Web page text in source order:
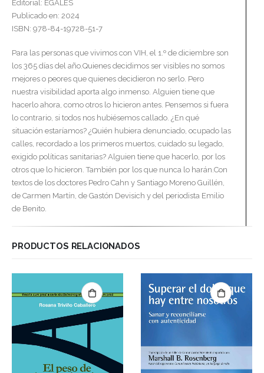
Editorial: EGALES
Publicado en: 2024
ISBN: 978-84-19728-51-7
Para las personas que vivimos con VIH, el 1.º de diciembre son
los 365 días del año.Quienes decidimos ser visibles no somos
mejores o peores que quienes decidieron no serlo. Pero
nuestra visibilidad aporta algo inmenso. Alguien tiene que
hacerlo ahora, como otros lo hicieron antes. Pensemos si fuera
lo contrario, si todos nos hubiésemos callado. ¿En qué
situación estaríamos? ¿Quién hubiera denunciado, ocupado las
calles, recordado a los primeros muertos, cuidado su legado,
exigido políticas sanitarias? Alguien tiene que hacerlo, por los
otros que lo hicieron. También por los que nunca lo harán.Con
textos de los doctores Pedro Cahn y Santiago Moreno Guillén,
de Carmen Martín, de Gastón Devisich y del periodista Emilio
de Benito.
PRODUCTOS RELACIONADOS